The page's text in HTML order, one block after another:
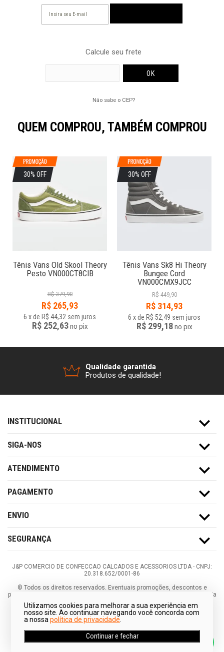
Calcule seu frete
Não sabe o CEP?
QUEM COMPROU, TAMBÉM COMPROU
30% OFF
Tênis Vans Old Skool Theory
Pesto VN000CT8CIB
R$ 379,90
R$ 265,93
6 xde R$ 44,32 sem juros
R$ 252,63no pix
30% OFF
Tênis Vans Sk8 Hi Theory
Bungee Cord
VN000CMX9JCC
R$ 449,90
R$ 314,93
6 xde R$ 52,49 sem juros
R$ 299,18no pix
Qualidade garantida
Produtos de qualidade!
INSTITUCIONAL
SIGA-NOS
ATENDIMENTO
PAGAMENTO
ENVIO
SEGURANÇA
J&P COMERCIO DE CONFECCAO CALCADOS E ACESSORIOS LTDA - CNPJ:
20.318.652/0001-86
© Todos os direitos reservados. Eventuais promoções, descontos e
prazos de pagamento expostos aqui são válidos apenas para compras via
internet. As fotos, textos e layout aqui veiculados são de propriedade da
Loja. É proibida a utilização total ou parcial sem nossa autorização.
Utilizamos cookies para melhorar a sua experiência em
nosso site. Ao continuar navegando você concorda com
a nossa política de privacidade
Continuar e fechar